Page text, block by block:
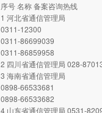
序号 名称 备案咨询热线
1 河北省通信管理局
0311-12300
0311-86699039
0311-86859958
2 四川省通信管理局 028-
3 海南省通信管理局
0898-66533681
0898-66533682
4 山东省通信管理局 0531-